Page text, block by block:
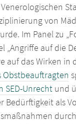
von
Im Panel zu
auf die
auf das Wirken
Obstbeauftragten
SED-Unrecht und
als